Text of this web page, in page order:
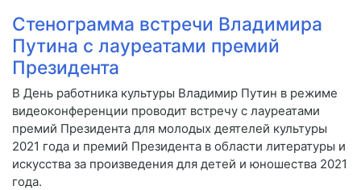
Стенограмма встречи Владимира
Путина с лауреатами премий
Президента
В День работника культуры Владимир Путин в режиме
видеоконференции проводит встречу с лауреатами
премий Президента для молодых деятелей культуры
2021 года и премий Президента в области литературы и
искусства за произведения для детей и юношества 2021
года.